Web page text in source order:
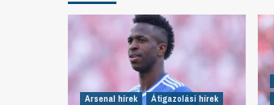
Arsenal hírek
Átigazolási hírek